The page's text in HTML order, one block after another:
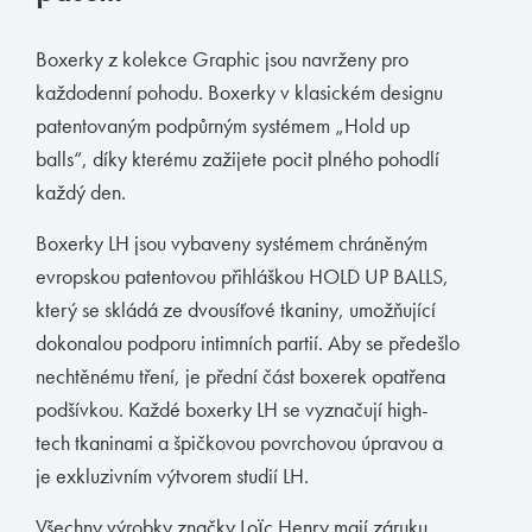
Boxerky z kolekce Graphic jsou navrženy pro
každodenní pohodu. Boxerky v klasickém designu
patentovaným podpůrným systémem „Hold up
balls“, díky kterému zažijete pocit plného pohodlí
každý den.
Boxerky LH jsou vybaveny systémem chráněným
evropskou patentovou přihláškou HOLD UP BALLS,
který se skládá ze dvousíťové tkaniny, umožňující
dokonalou podporu intimních partií. Aby se předešlo
nechtěnému tření, je přední část boxerek opatřena
podšívkou. Každé boxerky LH se vyznačují high-
tech tkaninami a špičkovou povrchovou úpravou a
je exkluzivním výtvorem studií LH.
McAlson
Baldesarini
HOM
Manstore
Tommy Hilfiger
Ralph Lauren
Ermenegildo Zegna
Diesel
Calvin Klein
E-shop